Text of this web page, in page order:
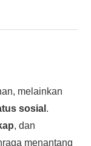
melainkan
sosial .
, dan
menantang